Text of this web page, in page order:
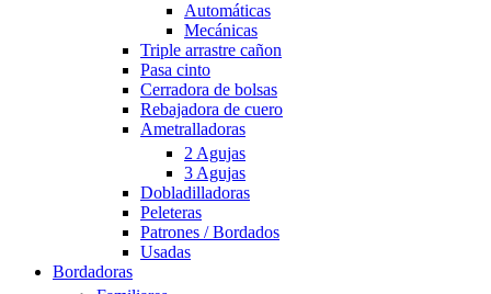
Automáticas
Mecánicas
Triple arrastre cañon
Pasa cinto
Cerradora de bolsas
Rebajadora de cuero
Ametralladoras
2 Agujas
3 Agujas
Dobladilladoras
Peleteras
Patrones / Bordados
Usadas
Bordadoras